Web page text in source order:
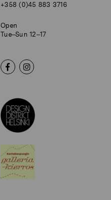
+358 (0)45 883 3716
Open
Tue–Sun 12–17